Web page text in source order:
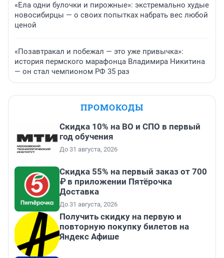
«Ела одни булочки и пирожные»: экстремально худые
новосибирцы — о своих попытках набрать вес любой
ценой
«Позавтракал и побежал — это уже привычка»:
история пермского марафонца Владимира Никитина
— он стал чемпионом РФ 35 раз
ПРОМОКОДЫ
Скидка 10% на ВО и СПО в первый
год обучения
До 31 августа, 2026
Скидка 55% на первый заказ от 700
₽ в приложении Пятёрочка
Доставка
До 31 августа, 2026
Получить скидку на первую и
повторную покупку билетов на
Яндекс Афише